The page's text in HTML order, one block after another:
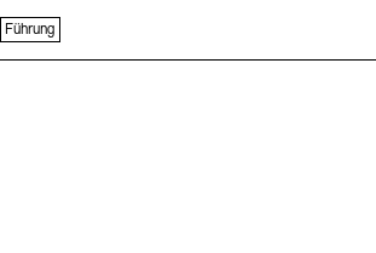
Führung